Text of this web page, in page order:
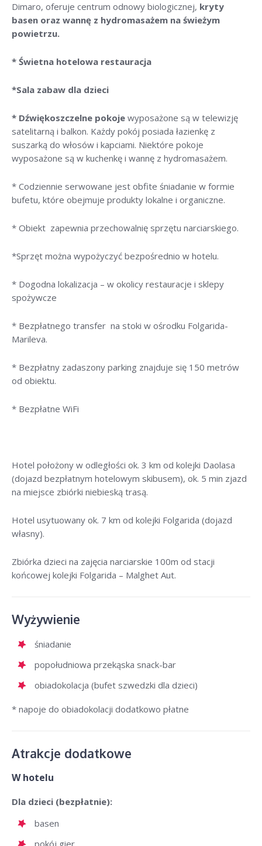
Dimaro, oferuje centrum odnowy biologicznej, kryty
basen oraz wannę z hydromasażem na świeżym
powietrzu.
* Świetna hotelowa restauracja
*Sala zabaw dla dzieci
* Dźwiękoszczelne pokoje wyposażone są w telewizję
satelitarną i balkon. Każdy pokój posiada łazienkę z
suszarką do włosów i kapciami. Niektóre pokoje
wyposażone są w kuchenkę i wannę z hydromasażem.
* Codziennie serwowane jest obfite śniadanie w formie
bufetu, które obejmuje produkty lokalne i organiczne.
* Obiekt zapewnia przechowalnię sprzętu narciarskiego.
*Sprzęt można wypożyczyć bezpośrednio w hotelu.
* Dogodna lokalizacja – w okolicy restauracje i sklepy
spożywcze
* Bezpłatnego transfer na stoki w ośrodku Folgarida-
Marileva.
* Bezpłatny zadaszony parking znajduje się 150 metrów
od obiektu.
* Bezpłatne WiFi
Hotel położony w odległości ok. 3 km od kolejki Daolasa
(dojazd bezpłatnym hotelowym skibusem), ok. 5 min zjazd
na miejsce zbiórki niebieską trasą.
Hotel usytuowany ok. 7 km od kolejki Folgarida (dojazd
własny).
Zbiórka dzieci na zajęcia narciarskie 100m od stacji
końcowej kolejki Folgarida – Malghet Aut.
Wyżywienie
śniadanie
popołudniowa przekąska snack-bar
obiadokolacja (bufet szwedzki dla dzieci)
* napoje do obiadokolacji dodatkowo płatne
Atrakcje dodatkowe
W hotelu
Dla dzieci (bezpłatnie):
basen